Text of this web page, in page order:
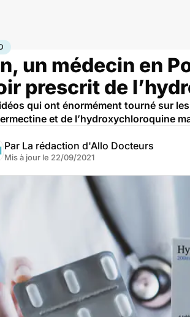
un médecin en
prescrit de
qui ont énormément tourné sur
et de l’hydroxychloroquine
Par La rédaction d'Allo Docteurs
Mis à jour le 22/09/2021